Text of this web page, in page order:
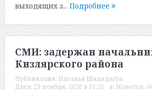
выходящих з... Подробнее
СМИ: задержан
Кизлярского района
Публикация: Наталья Шкандыба
Дата: 23 ноября, 2020 в 11:51 в: Новости,